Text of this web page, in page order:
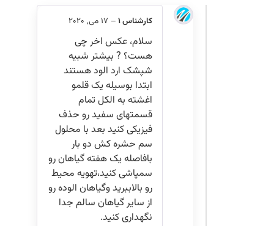
کارشناس 1 –17 می, 2020
سلام، عکس اخر چی
هست؟ ? بیشتر شبیه
شپشک ارد الود هستند
ابتدا بوسیله یک قلمو
اغشته به الکل تمام
قسمتهای سفید رو حذف
فیزیکی کنید بعد با محلول
سم حشره کش دو بار
بافاصله یک هفته گیاهان رو
سمپاشی کنید،تهویه محیط
رو بالاببرید وگیاهان الوده رو
از سایر گیاهان سالم جدا
نگهداری کنید.